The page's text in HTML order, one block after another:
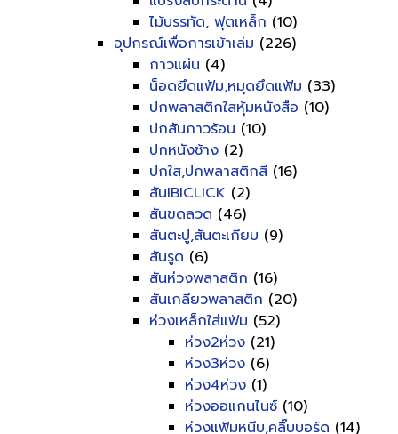
ไม้บรรทัด, ฟุตเหล็ก (10)
อุปกรณ์เพื่อการเข้าเล่ม (226)
กาวแผ่น (4)
น็อดยึดแฟ้ม,หมุดยึดแฟ้ม (33)
ปกพลาสติกใสหุ้มหนังสือ (10)
ปกสันกาวร้อน (10)
ปกหนังช้าง (2)
ปกใส,ปกพลาสติกสี (16)
สันIBICLICK (2)
สันขดลวด (46)
สันตะปู,สันตะเกียบ (9)
สันรูด (6)
สันห่วงพลาสติก (16)
สันเกลียวพลาสติก (20)
ห่วงเหล็กใส่แฟ้ม (52)
ห่วง2ห่วง (21)
ห่วง3ห่วง (6)
ห่วง4ห่วง (1)
ห่วงออแกนไนซ์ (10)
ห่วงแฟ้มหนีบ,คลิ๊บบอร์ด (14)